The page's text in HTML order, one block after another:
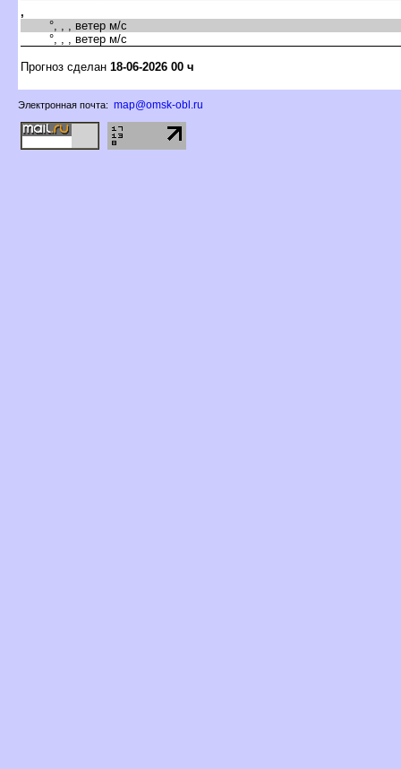
,
°, , , ветер м/с
°, , , ветер м/с
Прогноз сделан 18-06-2026 00 ч
Электронная почта: map@omsk-obl.ru